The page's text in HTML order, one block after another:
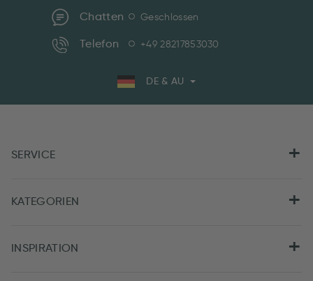
Chatten Geschlossen
Telefon +49 28217853030
DE & AU
SERVICE
KATEGORIEN
INSPIRATION